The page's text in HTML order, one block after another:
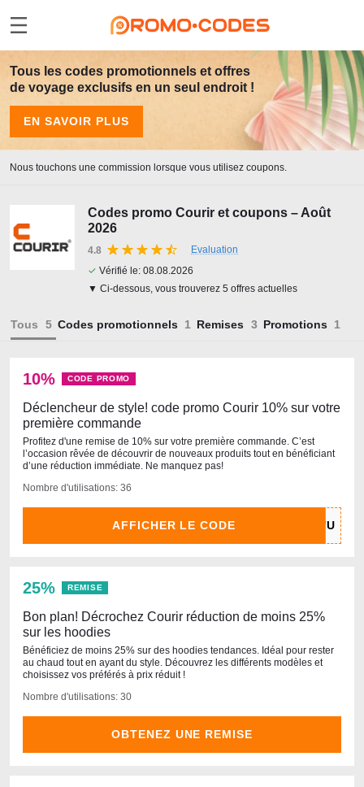
Tous les codes promotionnels et offres
de voyage exclusifs en un seul endroit !
EN SAVOIR PLUS
Nous touchons une commission lorsque vous utilisez coupons.
Codes promo Courir et coupons – Août
2026
4.8
Evaluation
✓ Vérifié le: 08.08.2026
▼ Ci-dessous, vous trouverez 5 offres actuelles
Tous Codes promotionnels Remises Promotions
10% CODE PROMO
Déclencheur de style! code promo Courir 10% sur votre
première commande
Profitez d'une remise de 10% sur votre première commande. C’est
l’occasion rêvée de découvrir de nouveaux produits tout en bénéficiant
d’une réduction immédiate. Ne manquez pas!
Nombre d'utilisations: 36
AFFICHER LE CODE
25% REMISE
Bon plan! Décrochez Courir réduction de moins 25%
sur les hoodies
Bénéficiez de moins 25% sur des hoodies tendances. Idéal pour rester
au chaud tout en ayant du style. Découvrez les différents modèles et
choisissez vos préférés à prix réduit !
Nombre d'utilisations: 30
OBTENEZ UNE REMISE